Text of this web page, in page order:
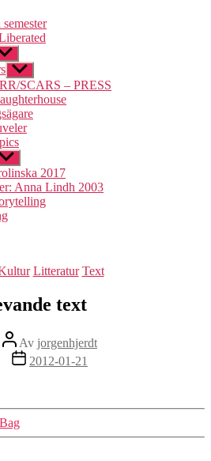
Visa
undermeny
SCARS – PRESS
2017
Anna Lindh 2003
Kategorier
Litteratur Text
text
Inläggsförfattare
Av jorgenhjerdt
Inläggsdatum
2012-01-21